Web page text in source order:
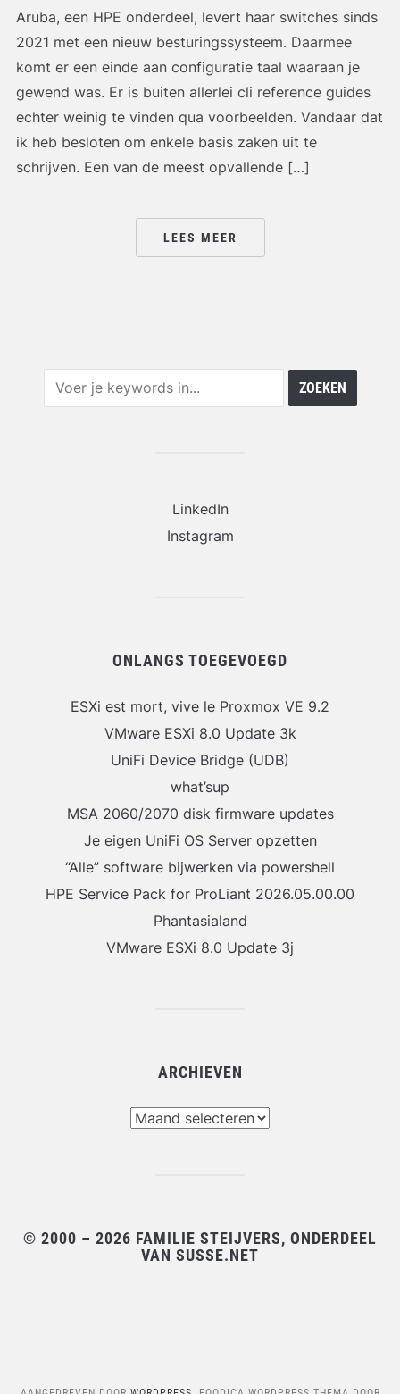
Aruba, een HPE onderdeel, levert haar switches sinds
2021 met een nieuw besturingssysteem. Daarmee
komt er een einde aan configuratie taal waaraan je
gewend was. Er is buiten allerlei cli reference guides
echter weinig te vinden qua voorbeelden. Vandaar dat
ik heb besloten om enkele basis zaken uit te
schrijven. Een van de meest opvallende […]
LEES MEER
LinkedIn
Instagram
ONLANGS TOEGEVOEGD
ESXi est mort, vive le Proxmox VE 9.2
VMware ESXi 8.0 Update 3k
UniFi Device Bridge (UDB)
what’sup
MSA 2060/2070 disk firmware updates
Je eigen UniFi OS Server opzetten
“Alle” software bijwerken via powershell
HPE Service Pack for ProLiant 2026.05.00.00
Phantasialand
VMware ESXi 8.0 Update 3j
ARCHIEVEN
© 2000 – 2026 FAMILIE STEIJVERS, ONDERDEEL
VAN SUSSE.NET